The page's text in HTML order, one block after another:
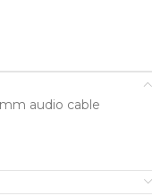
audio cable